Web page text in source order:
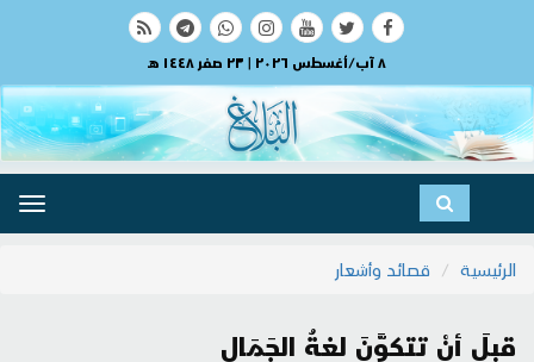
٨ آب/أغسطس ٢٠٢٦ | ٢٣ صفر ١٤٤٨ هـ
الرئيسية
قصائد وأشعار
قبلَ أنْ تتكوَّنَ لغةُ الجَمَال